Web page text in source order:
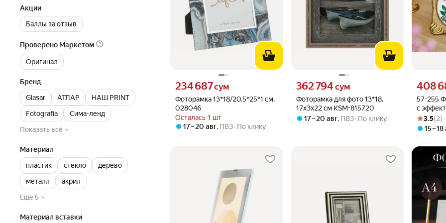
Акции
Баллы за отзыв
Проверено Маркетом
Оригинал
Бренд
Glasar
АТЛАР
НАШ PRINT
Fotografia
Сима-ленд
Показать всё
Материал
пластик
стекло
дерево
металл
акрил
Ещё 5
Материал вставки
Фоторамка 13*18/20.5*25*1 см,
028046
Осталась 1 шт
Цена 234687 сум вместо
234 687сум
17 – 20 авг, ПВЗ По клику
Фоторамка для фото 13*18,
17х3х22 см KSM-815720
Цена 362794 сум вместо
362 794 сум
17 – 20 авг, ПВЗ По клику
57-255
с
Цена
408
Рейтинг
Оценок:
3.5(2)
15 – 18